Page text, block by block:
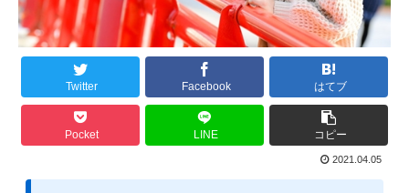
Twitter Facebook はてブ
Pocket LINE コピー
2021.04.05